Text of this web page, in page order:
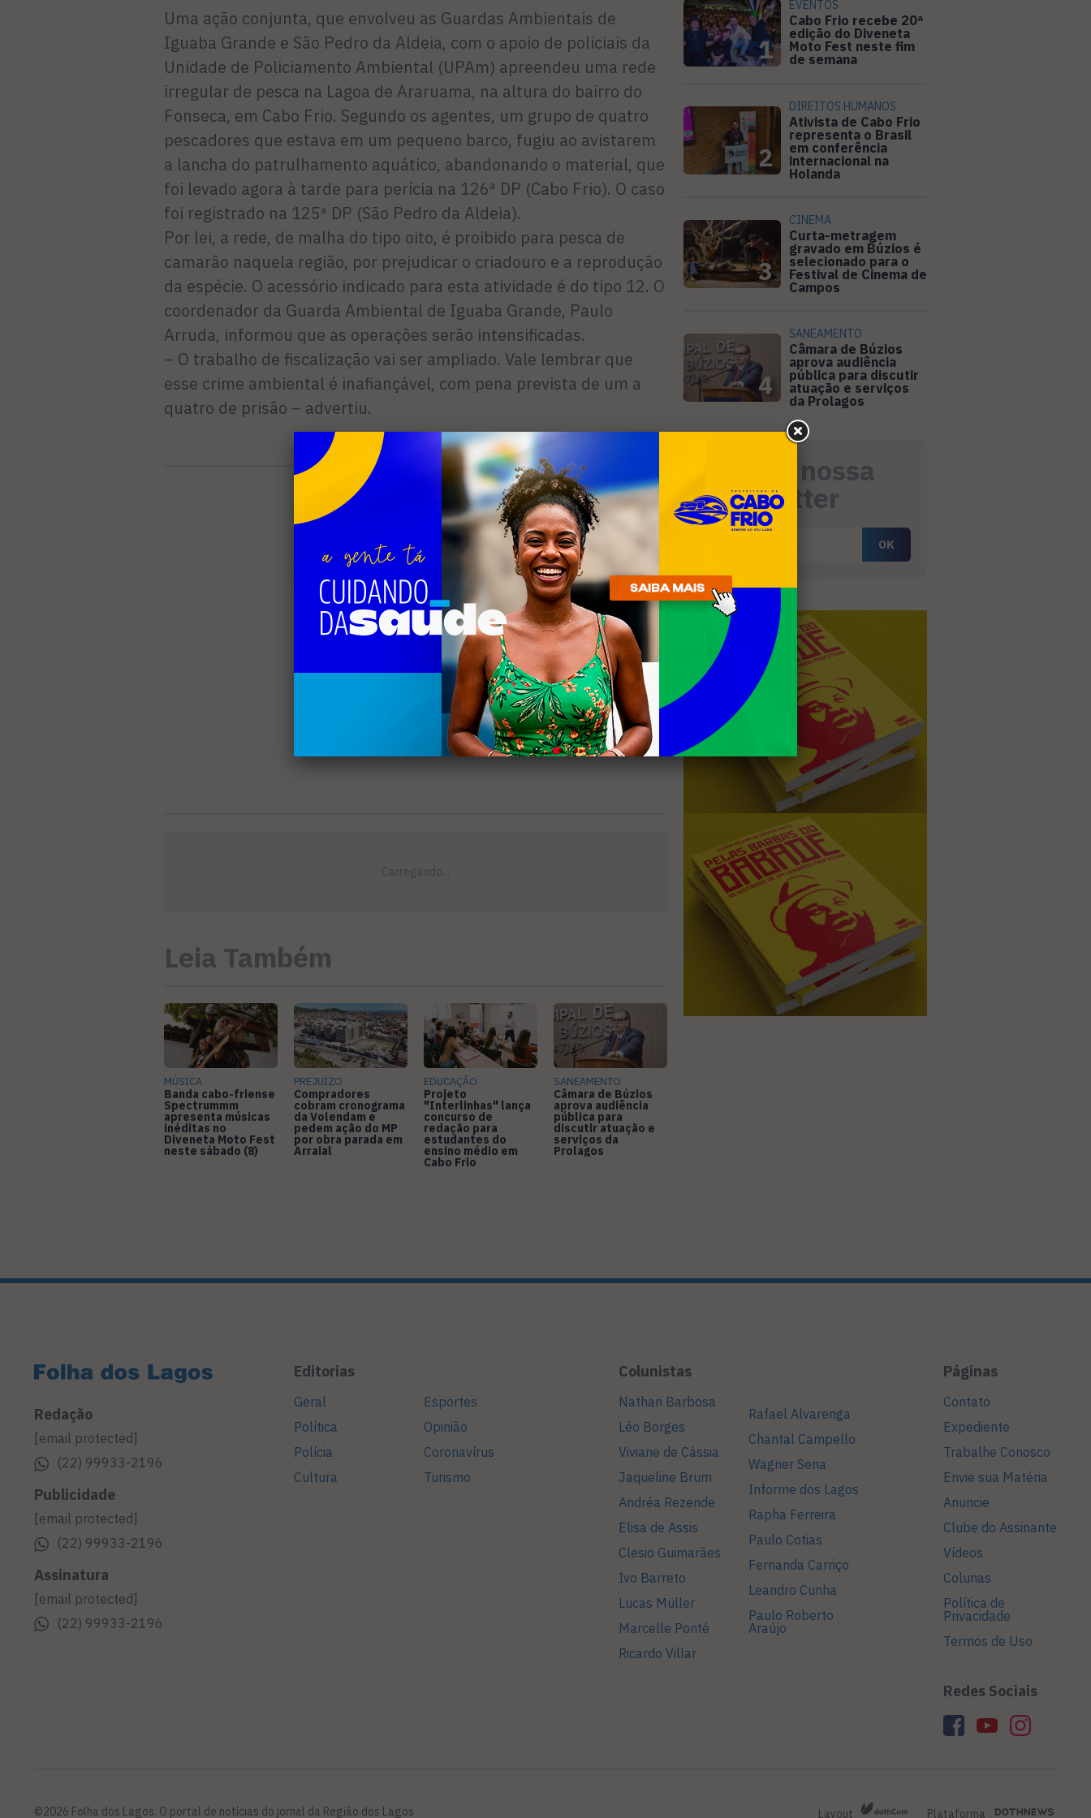
Uma ação conjunta, que envolveu as Guardas Ambientais de
Iguaba Grande e São Pedro da Aldeia, com o apoio de policiais da
Unidade de Policiamento Ambiental (UPAm) apreendeu uma rede
irregular de pesca na Lagoa de Araruama, na altura do bairro do
Fonseca, em Cabo Frio. Segundo os agentes, um grupo de quatro
pescadores que estava em um pequeno barco, fugiu ao avistarem
a lancha do patrulhamento aquático, abandonando o material, que
foi levado agora à tarde para perícia na 126ª DP (Cabo Frio). O caso
foi registrado na 125ª DP (São Pedro da Aldeia).
Por lei, a rede, de malha do tipo oito, é proibido para pesca de
camarão naquela região, por prejudicar o criadouro e a reprodução
da espécie. O acessório indicado para esta atividade é do tipo 12. O
coordenador da Guarda Ambiental de Iguaba Grande, Paulo
Arruda, informou que as operações serão intensificadas.
– O trabalho de fiscalização vai ser ampliado. Vale lembrar que
esse crime ambiental é inafiançável, com pena prevista de um a
quatro de prisão – advertiu.
1
EVENTOS
Cabo Frio recebe 20ª
edição do Diveneta
Moto Fest neste fim
de semana
2
DIREITOS HUMANOS
Ativista de Cabo Frio
representa o Brasil
em conferência
internacional na
Holanda
3
CINEMA
Curta-metragem
gravado em Búzios é
selecionado para o
Festival de Cinema de
Campos
4
SANEAMENTO
Câmara de Búzios
aprova audiência
pública para discutir
atuação e serviços
da Prolagos
Receba nossa
newsletter
Leia Também
MÚSICA
Banda cabo-friense
Spectrummm
apresenta músicas
inéditas no
Diveneta Moto Fest
neste sábado (8)
PREJUÍZO
Compradores
cobram cronograma
da Volendam e
pedem ação do MP
por obra parada em
Arraial
EDUCAÇÃO
Projeto
"Interlinhas" lança
concurso de
redação para
estudantes do
ensino médio em
Cabo Frio
SANEAMENTO
Câmara de Búzios
aprova audiência
pública para
discutir atuação e
serviços da
Prolagos
Redação
[email protected]
(22) 99933-2196
Publicidade
[email protected]
(22) 99933-2196
Assinatura
[email protected]
(22) 99933-2196
Editorias
Geral
Política
Polícia
Cultura
Esportes
Opinião
Coronavírus
Turismo
Colunistas
Nathan Barbosa
Léo Borges
Viviane de Cássia
Jaqueline Brum
Andréa Rezende
Elisa de Assis
Clesio Guimarães
Ivo Barreto
Lucas Müller
Marcelle Ponté
Ricardo Villar
Rafael Alvarenga
Chantal Campello
Wagner Sena
Informe dos Lagos
Rapha Ferreira
Paulo Cotias
Fernanda Carriço
Leandro Cunha
Paulo Roberto
Araújo
Páginas
Contato
Expediente
Trabalhe Conosco
Envie sua Matéria
Anuncie
Clube do Assinante
Vídeos
Colunas
Política de
Privacidade
Termos de Uso
Redes Sociais
©2026 Folha dos Lagos. O portal de notícias do jornal da Região dos Lagos Layout Plataforma